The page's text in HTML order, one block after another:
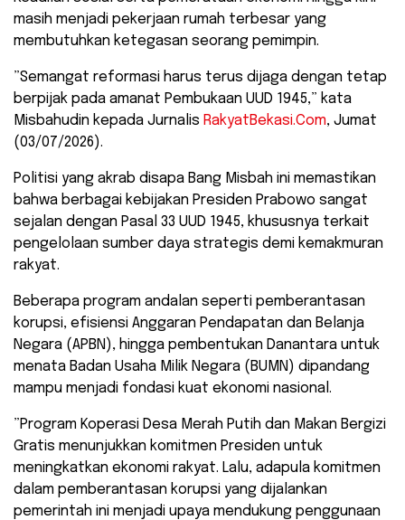
masih menjadi pekerjaan rumah terbesar yang
membutuhkan ketegasan seorang pemimpin.
​”Semangat reformasi harus terus dijaga dengan tetap
berpijak pada amanat Pembukaan UUD 1945,” kata
Misbahudin kepada Jurnalis RakyatBekasi.Com, Jumat
(03/07/2026).
​Politisi yang akrab disapa Bang Misbah ini memastikan
bahwa berbagai kebijakan Presiden Prabowo sangat
sejalan dengan Pasal 33 UUD 1945, khususnya terkait
pengelolaan sumber daya strategis demi kemakmuran
rakyat.
Beberapa program andalan seperti pemberantasan
korupsi, efisiensi Anggaran Pendapatan dan Belanja
Negara (APBN), hingga pembentukan Danantara untuk
menata Badan Usaha Milik Negara (BUMN) dipandang
mampu menjadi fondasi kuat ekonomi nasional.
​”Program Koperasi Desa Merah Putih dan Makan Bergizi
Gratis menunjukkan komitmen Presiden untuk
meningkatkan ekonomi rakyat. Lalu, adapula komitmen
dalam pemberantasan korupsi yang dijalankan
pemerintah ini menjadi upaya mendukung penggunaan